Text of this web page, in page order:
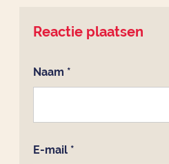
Reactie plaatsen
Naam *
E-mail *